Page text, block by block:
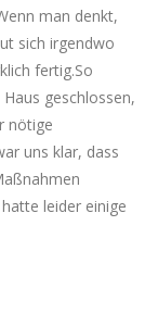
man denkt,
sich irgendwo
fertig.So
geschlossen,
nötige
uns klar, dass
leider einige